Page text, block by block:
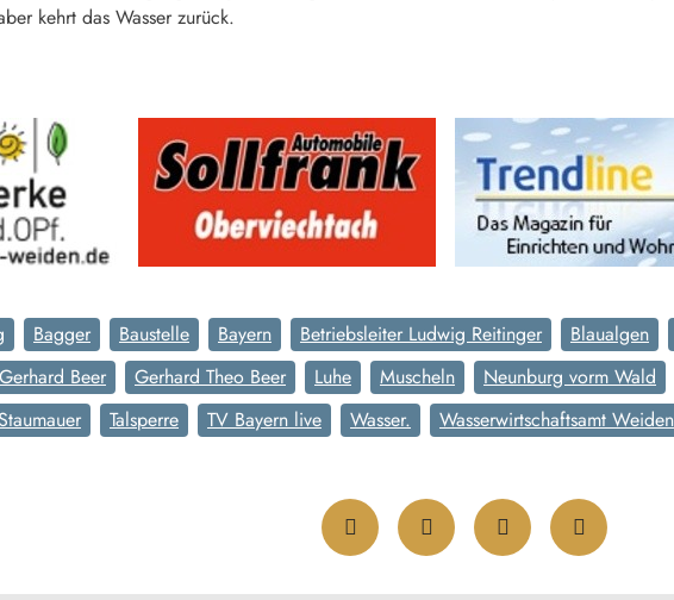
kehrt das Wasser zurück.
Bagger Baustelle Bayern Betriebsleiter Ludwig Reitinger Blaualgen
Gerhard Beer Gerhard Theo Beer Luhe Muscheln Neunburg vorm Wald
Talsperre TV Bayern live Wasser. Wasserwirtschaftsamt Weiden